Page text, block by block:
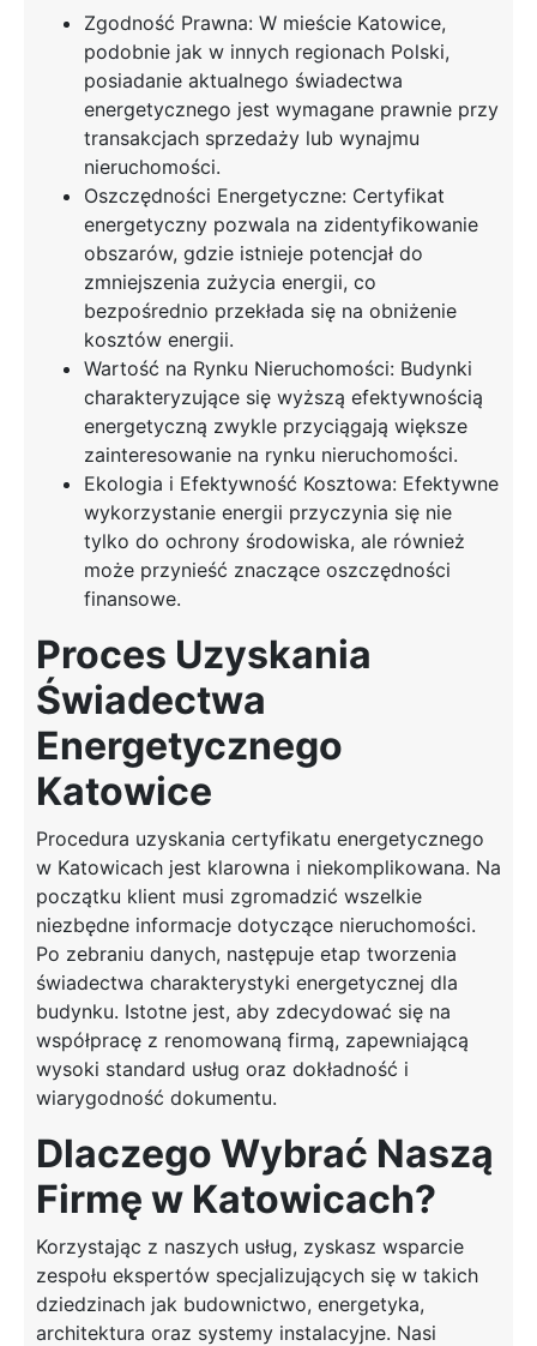
Zgodność Prawna: W mieście Katowice,
podobnie jak w innych regionach Polski,
posiadanie aktualnego świadectwa
energetycznego jest wymagane prawnie przy
transakcjach sprzedaży lub wynajmu
nieruchomości.
Oszczędności Energetyczne: Certyfikat
energetyczny pozwala na zidentyfikowanie
obszarów, gdzie istnieje potencjał do
zmniejszenia zużycia energii, co
bezpośrednio przekłada się na obniżenie
kosztów energii.
Wartość na Rynku Nieruchomości: Budynki
charakteryzujące się wyższą efektywnością
energetyczną zwykle przyciągają większe
zainteresowanie na rynku nieruchomości.
Ekologia i Efektywność Kosztowa: Efektywne
wykorzystanie energii przyczynia się nie
tylko do ochrony środowiska, ale również
może przynieść znaczące oszczędności
finansowe.
Proces Uzyskania
Świadectwa
Energetycznego
Katowice
Procedura uzyskania certyfikatu energetycznego
w Katowicach jest klarowna i niekomplikowana. Na
początku klient musi zgromadzić wszelkie
niezbędne informacje dotyczące nieruchomości.
Po zebraniu danych, następuje etap tworzenia
świadectwa charakterystyki energetycznej dla
budynku. Istotne jest, aby zdecydować się na
współpracę z renomowaną firmą, zapewniającą
wysoki standard usług oraz dokładność i
wiarygodność dokumentu.
Dlaczego Wybrać Naszą
Firmę w Katowicach?
Korzystając z naszych usług, zyskasz wsparcie
zespołu ekspertów specjalizujących się w takich
dziedzinach jak budownictwo, energetyka,
architektura oraz systemy instalacyjne. Nasi